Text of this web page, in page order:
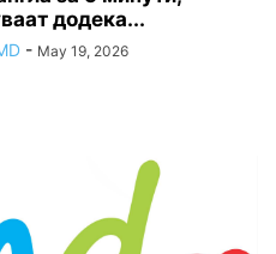
додека...
- May 19, 2026